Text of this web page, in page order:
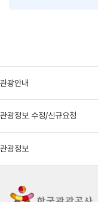
관광안내
관광정보 수정/신규요청
관광정보